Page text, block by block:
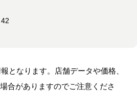
42
となります。店舗データや価格、
合がありますのでご注意くださ